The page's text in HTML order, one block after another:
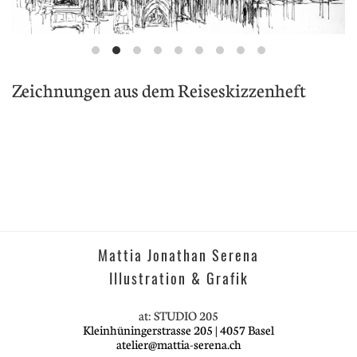
Zeichnungen aus dem Reiseskizzenheft
Mattia Jonathan Serena
Illustration & Grafik
at: STUDIO 205
Kleinhüningerstrasse 205 | 4057 Basel
atelier@mattia-serena.ch